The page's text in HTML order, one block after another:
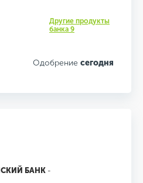
Другие продукты
банка 9
Одобрение сегодня
БАНК -